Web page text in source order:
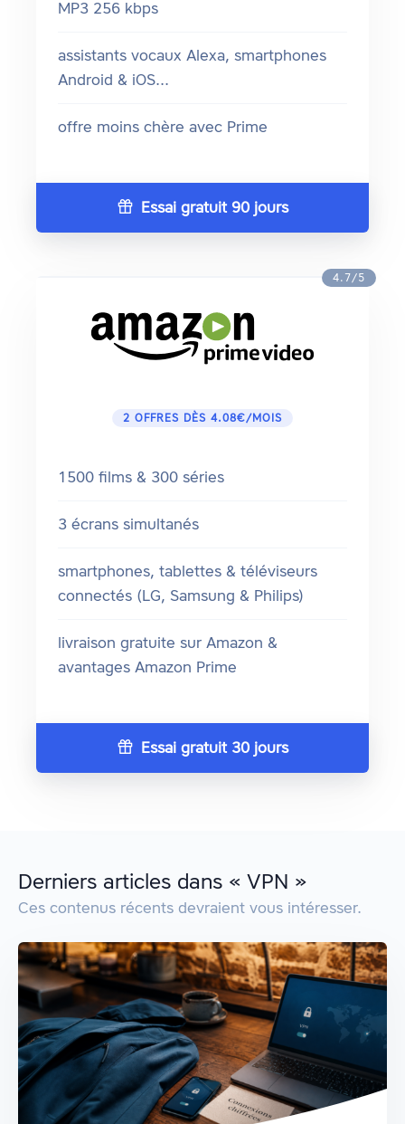
MP3 256 kbps
assistants vocaux Alexa, smartphones
Android & iOS...
offre moins chère avec Prime
Essai gratuit 90 jours
4.7/5
2 OFFRES DÈS 4.08€/MOIS
1500 films & 300 séries
3 écrans simultanés
smartphones, tablettes & téléviseurs
connectés (LG, Samsung & Philips)
livraison gratuite sur Amazon &
avantages Amazon Prime
Essai gratuit 30 jours
Derniers articles dans « VPN »
Ces contenus récents devraient vous intéresser.